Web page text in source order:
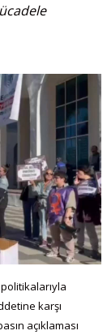
karşı
açıklaması